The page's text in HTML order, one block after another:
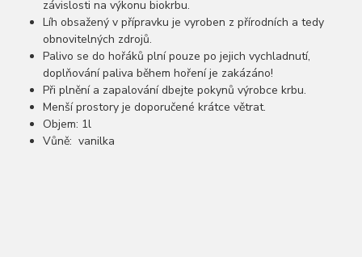
závislosti na výkonu biokrbu.
Líh obsažený v přípravku je vyroben z přírodních a tedy
obnovitelných zdrojů.
Palivo se do hořáků plní pouze po jejich vychladnutí,
doplňování paliva během hoření je zakázáno!
Při plnění a zapalování dbejte pokynů výrobce krbu.
Menší prostory je doporučené krátce větrat.
Objem: 1l
Vůně: vanilka